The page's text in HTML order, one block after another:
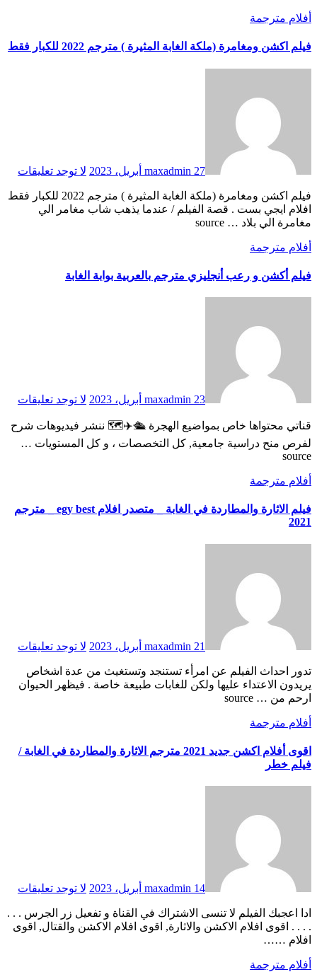
أفلام مترجمة
فيلم اكشن ومغامرة (ملكة الغابة المثيرة ) مترجم 2022 للكبار فقط
maxadmin 27 أبريل، 2023 لا توجد تعليقات
فيلم اكشن ومغامرة (ملكة الغابة المثيرة ) مترجم 2022 للكبار فقط
افلام ايجي بست . قصة الفيلم / عندما يذهب شاب مغامر الي
مغامرة الي بلاد … source
أفلام مترجمة
فيلم أكشن و رعب أنجليزي مترجم بالعربية بوابة الغابة
maxadmin 23 أبريل، 2023 لا توجد تعليقات
قناتي محتواها خاص بمواضيع الهجرة 🛳️✈️🗺️ ننشر فيديوهات شرح
لفرص منح دراسية جامعية, كل التخصصات ، و كل المستويات …
source
أفلام مترجمة
فيلم الاثارة والمطاردة في الغابة _ متصدر افلام egy best _ مترجم
2021
maxadmin 21 أبريل، 2023 لا توجد تعليقات
تدور احداث الفيلم عن امرأء تستنجد وتستغيث من عدة اشخاص
يريدون الاعتداء عليها ولكن للغابات طبيعة خاصة . فيظهر الحيوان
ارحم من … source
أفلام مترجمة
اقوى أفلام اكشن جديد 2021 مترجم الاثارة والمطاردة في الغابة /
فيلم خطر
maxadmin 14 أبريل، 2023 لا توجد تعليقات
. . . . اقوى افلام الاكشن والاثارة, اقوى افلام الاكشن والقتال, اقوى
افلام ……
أفلام مترجمة